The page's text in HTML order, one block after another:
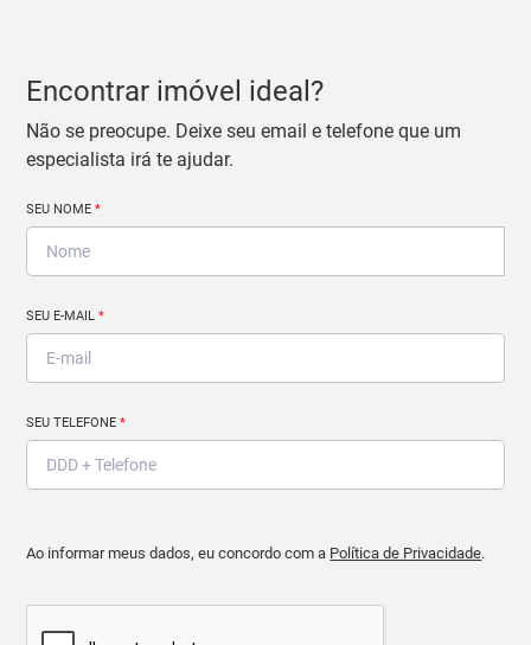
Encontrar imóvel ideal?
Não se preocupe. Deixe seu email e telefone que um
especialista irá te ajudar.
SEU NOME*
SEU E-MAIL*
SEU TELEFONE*
Ao informar meus dados, eu concordo com a Política de Privacidade.